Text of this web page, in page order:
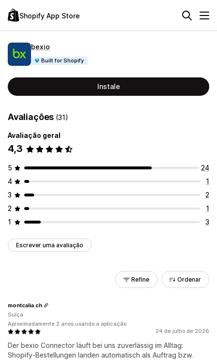
Shopify App Store
bexio
Built for Shopify
Instale
Avaliações (31)
Avaliação geral
4,3
5
24
4
1
3
2
2
1
1
3
Escrever uma avaliação
Refine Ordenar
24 de julho de 2026
Der bexio Connector läuft bei uns zuverlässig im Alltag:
Shopify-Bestellungen landen automatisch als Auftrag bzw.
montcalia.ch
Suíça
Aproximadamente 2 anos usando a aplicação